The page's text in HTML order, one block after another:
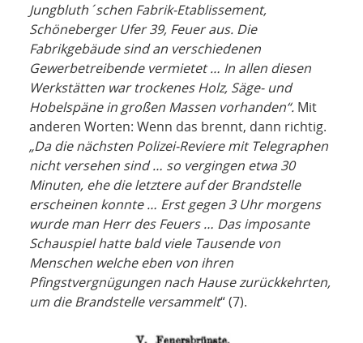
Jungbluth´schen Fabrik-Etablissement,
Schöneberger Ufer 39, Feuer aus. Die
Fabrikgebäude sind an verschiedenen
Gewerbetreibende vermietet … In allen diesen
Werkstätten war trockenes Holz, Säge- und
Hobelspäne in großen Massen vorhanden“. Mit
anderen Worten: Wenn das brennt, dann richtig.
„Da die nächsten Polizei-Reviere mit Telegraphen
nicht versehen sind … so vergingen etwa 30
Minuten, ehe die letztere auf der Brandstelle
erscheinen konnte … Erst gegen 3 Uhr morgens
wurde man Herr des Feuers … Das imposante
Schauspiel hatte bald viele Tausende von
Menschen welche eben von ihren
Pfingstvergnügungen nach Hause zurückkehrten,
um die Brandstelle versammelt“ (7).